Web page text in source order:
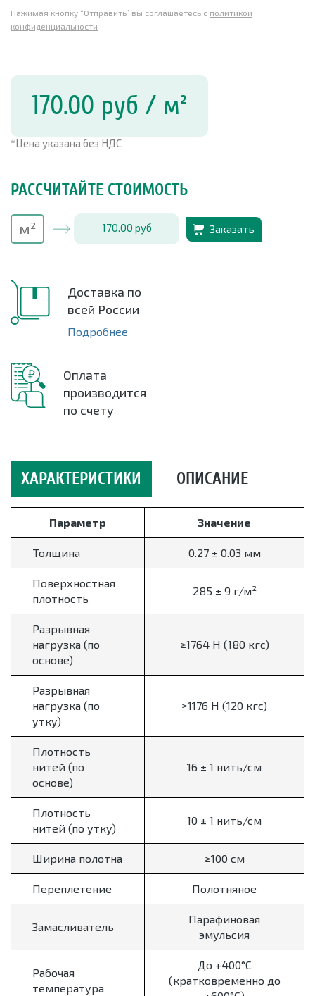
Нажимая кнопку “Отправить” вы соглашаетесь с политикой
конфиденциальности
170.00 руб / м²
*Цена указана без НДС
РАССЧИТАЙТЕ СТОИМОСТЬ
170.00 руб Заказать
Доставка по
всей России
Подробнее
Оплата
производится
по счету
ХАРАКТЕРИСТИКИ ОПИСАНИЕ
Параметр Значение
Толщина 0.27 ± 0.03 мм
Поверхностная
плотность
285 ± 9 г/м²
Разрывная
нагрузка (по
основе)
≥1764 Н (180 кгс)
Разрывная
нагрузка (по
утку)
≥1176 Н (120 кгс)
Плотность
нитей (по
основе)
16 ± 1 нить/см
Плотность
нитей (по утку)
10 ± 1 нить/см
Ширина полотна ≥100 см
Переплетение Полотняное
Замасливатель
Парафиновая
эмульсия
Рабочая
температура
До +400°C
(кратковременно до